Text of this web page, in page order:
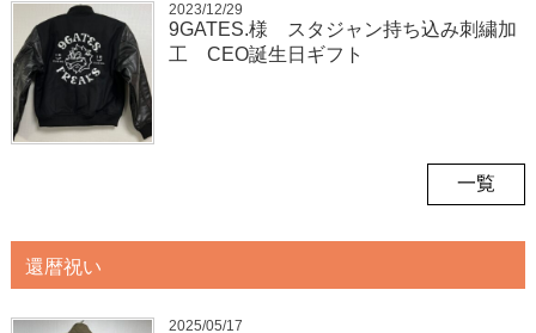
2023/12/29
9GATES.様 スタジャン持ち込み刺繍加
工 CEO誕生日ギフト
一覧
還暦祝い
2025/05/17